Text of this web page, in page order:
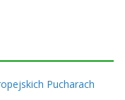
Pucharach